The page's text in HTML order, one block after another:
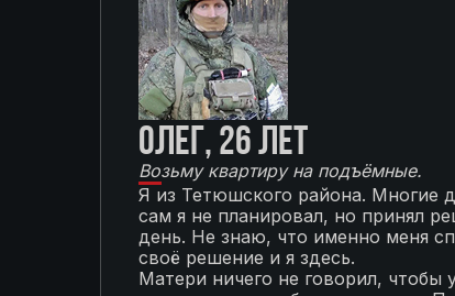
Олег, 26 лет
Возьму квартиру на подъёмные.
Я из Тетюшского района. Многие
сам я не планировал, но принял
день. Не знаю, что именно меня
своё решение и я здесь.
Матери ничего не говорил, чтобы